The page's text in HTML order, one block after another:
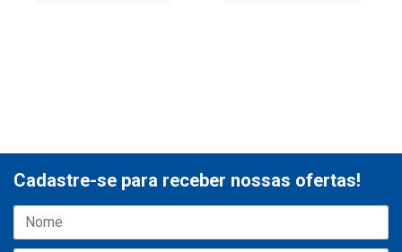
Cadastre-se para receber nossas ofertas!